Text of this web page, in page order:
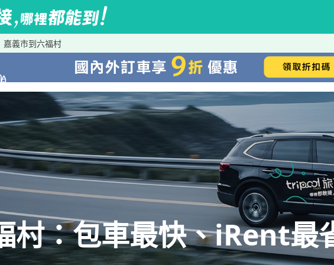
嘉義市到六福村
村：包車最快、iRent最